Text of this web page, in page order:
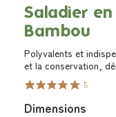
Saladier
Bambou
5
Polyvalents et
et la conservation,
Dimensions